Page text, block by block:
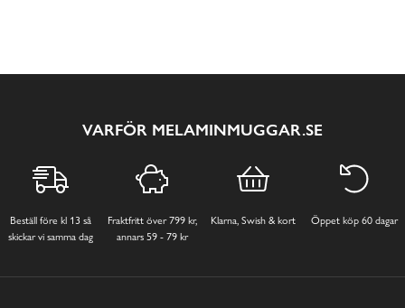
VARFÖR MELAMINMUGGAR.SE
Beställ före kl 13 så
skickar vi samma dag
Fraktfritt över 799 kr,
annars 59 - 79 kr
Klarna, Swish & kort Öppet köp 60 dagar